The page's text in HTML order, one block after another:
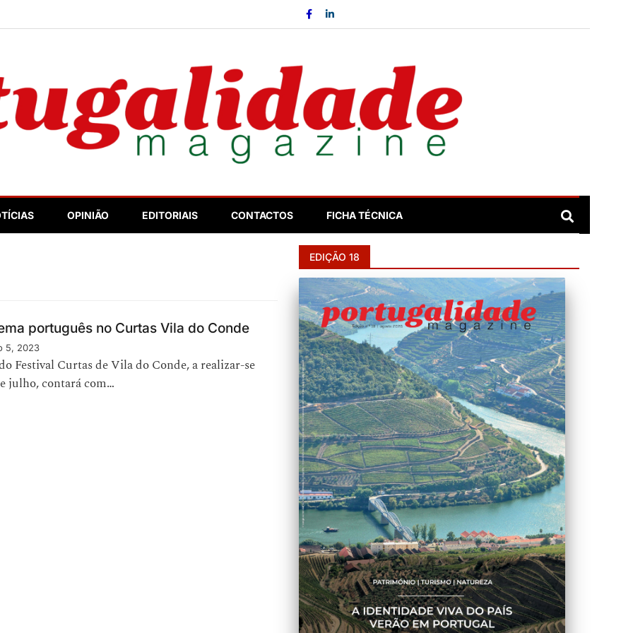
OPINIÃO EDITORIAIS CONTACTOS FICHA TÉCNICA
português no Curtas Vila do Conde
5, 2023
Festival Curtas de Vila do Conde, a realizar-se
julho, contará com…
EDIÇÃO 18